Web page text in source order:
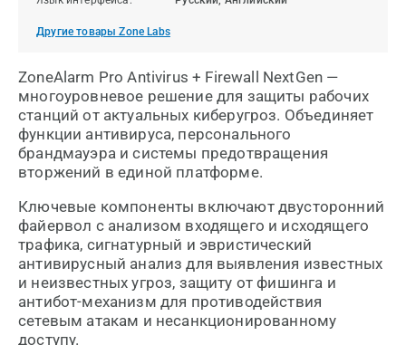
Другие товары Zone Labs
ZoneAlarm Pro Antivirus + Firewall NextGen —
многоуровневое решение для защиты рабочих
станций от актуальных киберугроз. Объединяет
функции антивируса, персонального
брандмауэра и системы предотвращения
вторжений в единой платформе.
Ключевые компоненты включают двусторонний
файервол с анализом входящего и исходящего
трафика, сигнатурный и эвристический
антивирусный анализ для выявления известных
и неизвестных угроз, защиту от фишинга и
антибот-механизм для противодействия
сетевым атакам и несанкционированному
доступу.